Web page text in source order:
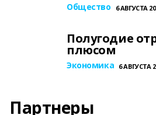
Общество 6 АВГУСТА
Полугодие
плюсом
Экономика 6 АВГУСТА
Партнеры